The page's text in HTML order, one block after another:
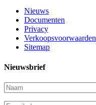
Nieuws
Documenten
Privacy
Verkoopsvoorwaarden
Sitemap
Nieuwsbrief